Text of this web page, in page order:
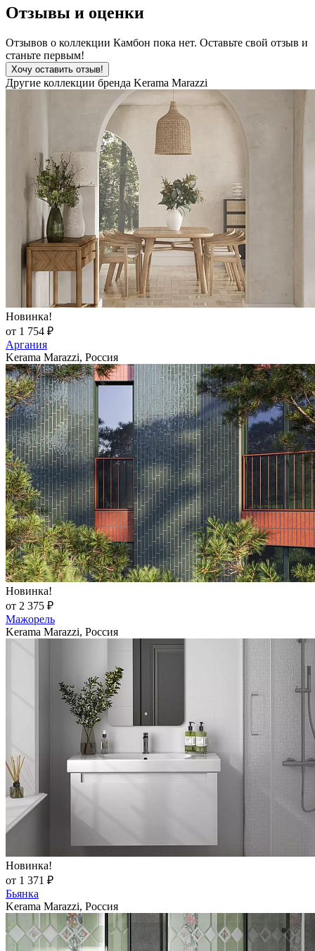
Отзывы и оценки
Отзывов о коллекции Камбон пока нет. Оставьте свой отзыв и
станьте первым!
Хочу оставить отзыв!
Другие коллекции бренда Kerama Marazzi
Новинка!
от 1 754 ₽
Аргания
Kerama Marazzi, Россия
Новинка!
от 2 375 ₽
Мажорель
Kerama Marazzi, Россия
Новинка!
от 1 371 ₽
Бьянка
Kerama Marazzi, Россия